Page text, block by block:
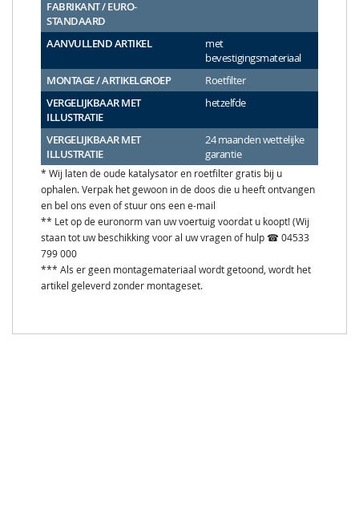
FABRIKANT / EURO-
STANDAARD
AANVULLEND ARTIKEL
met
bevestigingsmateriaal
MONTAGE / ARTIKELGROEP
Roetfilter
VERGELIJKBAAR MET
ILLUSTRATIE
hetzelfde
VERGELIJKBAAR MET
ILLUSTRATIE
24 maanden wettelijke
garantie
* Wij laten de oude katalysator en roetfilter gratis bij u
ophalen. Verpak het gewoon in de doos die u heeft ontvangen
en bel ons even of stuur ons een e-mail
** Let op de euronorm van uw voertuig voordat u koopt! (Wij
staan tot uw beschikking voor al uw vragen of hulp ☎ 04533
799 000
*** Als er geen montagemateriaal wordt getoond, wordt het
artikel geleverd zonder montageset.